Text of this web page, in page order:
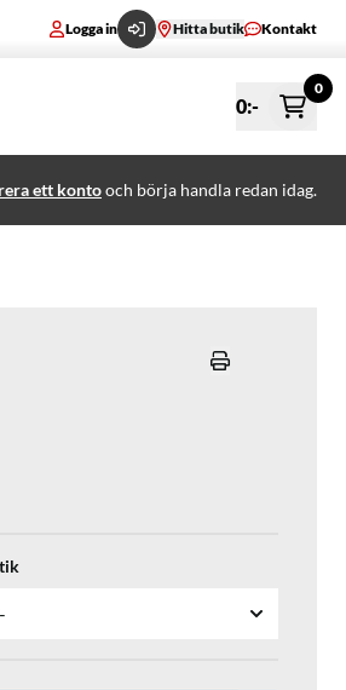
Logga in Hitta butik Kontakt
0:-
0
ett kontooch börja handla redan idag.